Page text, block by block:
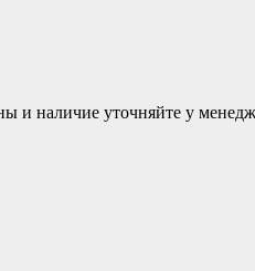
и наличие уточняйте у